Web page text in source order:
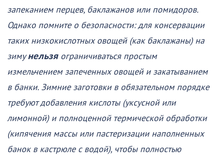
запеканием перцев, баклажанов или помидоров.
Однако помните о безопасности: для консервации
таких низкокислотных овощей (как баклажаны) на
зимунельзяограничиваться простым
измельчением запеченных овощей и закатыванием
в банки. Зимние заготовки в обязательном порядке
требуют добавления кислоты (уксусной или
лимонной) и полноценной термической обработки
(кипячения массы или пастеризации наполненных
банок в кастрюле с водой), чтобы полностью